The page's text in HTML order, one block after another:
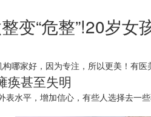
变“危整”!20岁
构哪家好，因为专注，所以更美！
痪甚至失明
水平，增加信心，有些人选择去一